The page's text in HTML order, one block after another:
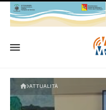
ATTUALITÀ